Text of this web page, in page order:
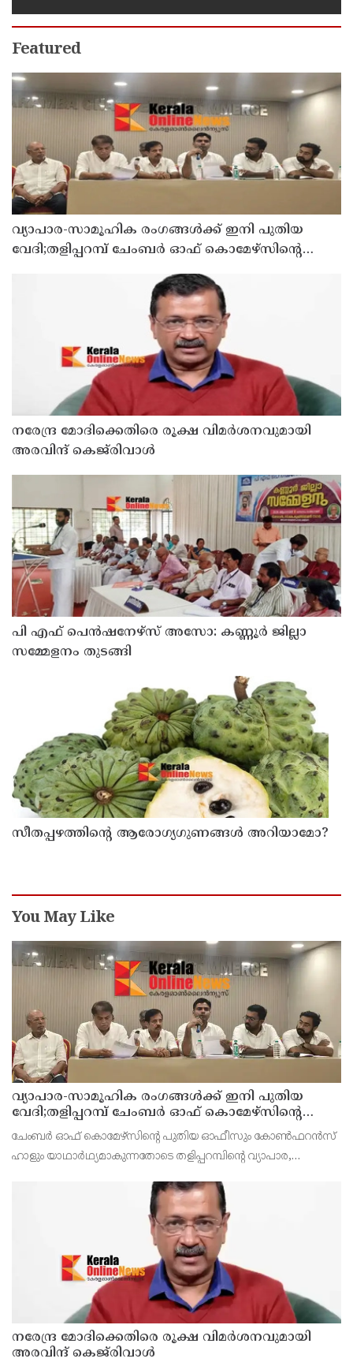
നൽകി ഇന്ത്യ
Featured
വ്യാപാര-സാമൂഹിക രംഗങ്ങൾക്ക് ഇനി പുതിയ
വേദി;തളിപ്പറമ്പ് ചേംബർ ഓഫ് കൊമേഴ്‌സിന്റെ
നരേന്ദ്ര മോദിക്കെതിരെ രൂക്ഷ വിമർശനവുമായി
അരവിന്ദ് കെജ്‌രിവാൾ
പി എഫ് പെൻഷനേഴ്സ് അസോ: കണ്ണൂർ ജില്ലാ
സമ്മേളനം തുടങ്ങി
സീതപ്പഴത്തിന്റെ ആരോഗ്യഗുണങ്ങൾ അറിയാമോ?
You May Like
വ്യാപാര-സാമൂഹിക രംഗങ്ങൾക്ക് ഇനി പുതിയ
വേദി;തളിപ്പറമ്പ് ചേംബർ ഓഫ് കൊമേഴ്‌സിന്റെ
ഓഫീസും കോൺഫറൻസ് ഹാളും ഒരുങ്ങി
ചേംബർ ഓഫ് കൊമേഴ്‌സിന്റെ പുതിയ ഓഫീസും കോൺഫറൻസ്
ഹാളും യാഥാർഥ്യമാകുന്നതോടെ തളിപ്പറമ്പിന്റെ വ്യാപാര,
സാധ്യതകൾ തുറക്കും. പരിശീലന പരിപാടികൾ, സെമിനാറുകൾ,
നരേന്ദ്ര മോദിക്കെതിരെ രൂക്ഷ വിമർശനവുമായി
അരവിന്ദ് കെജ്‌രിവാൾ